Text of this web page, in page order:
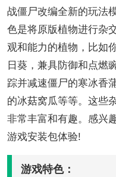
战僵尸改编全新的玩法
色是将原版植物进行杂
观和能力的植物，比如
日葵，兼具防御和点燃
踪并减速僵尸的寒冰香
的冰菇窝瓜等等。这些
非常丰富和有趣。感兴
游戏安装包体验!
游戏特色：